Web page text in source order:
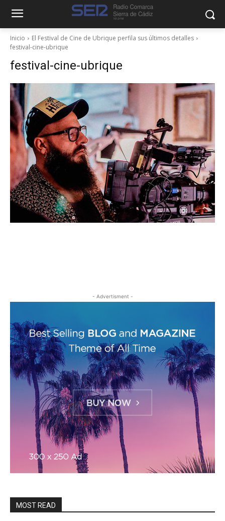
Inicio
El Festival de Cine de Ubrique perfila sus últimos detalles
festival-cine-ubrique
festival-cine-ubrique
- Advertisment -
MOST READ